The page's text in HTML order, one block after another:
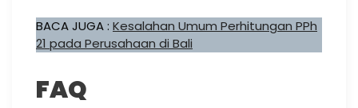
BACA JUGA : Kesalahan Umum Perhitungan PPh
21 pada Perusahaan di Bali
FAQ